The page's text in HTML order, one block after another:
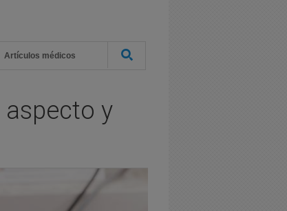
Artículos médicos
aspecto y